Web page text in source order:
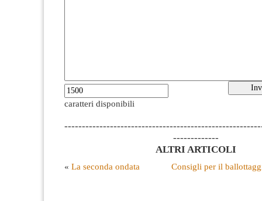
caratteri disponibili
-------------
ALTRI ARTICOLI
« La seconda ondata Consigli per il